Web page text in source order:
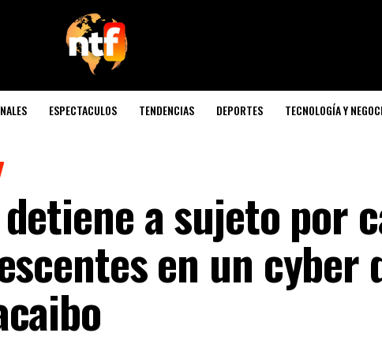
ESPECTACULOS TENDENCIAS DEPORTES TECNOLOGÍA Y
detiene a sujeto por
en un cyber